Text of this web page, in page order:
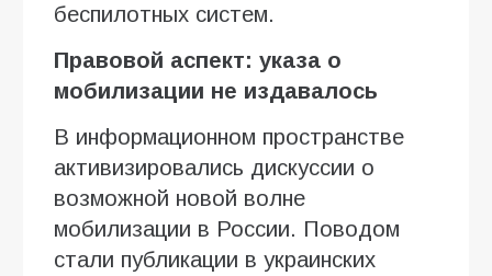
беспилотных систем.
Правовой аспект: указа о
мобилизации не издавалось
В информационном пространстве
активизировались дискуссии о
возможной новой волне
мобилизации в России. Поводом
стали публикации в украинских